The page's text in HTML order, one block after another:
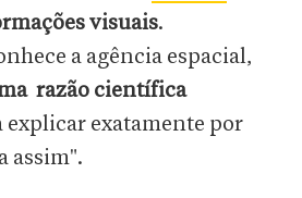
visuais.
a agência espacial,
razão científica
explicar exatamente por
assim".